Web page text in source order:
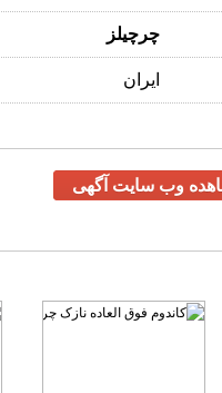
چرچیلز
ایران
وب سایت آگهی